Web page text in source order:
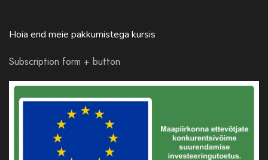
Hoia end meie pakkumistega kursis
Subscription form + button